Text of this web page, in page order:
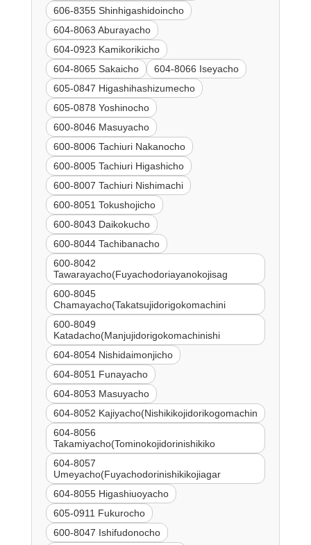
606-8355 Shinhigashidoincho
604-8063 Aburayacho
604-0923 Kamikorikicho
604-8065 Sakaicho
604-8066 Iseyacho
605-0847 Higashihashizumecho
605-0878 Yoshinocho
600-8046 Masuyacho
600-8006 Tachiuri Nakanocho
600-8005 Tachiuri Higashicho
600-8007 Tachiuri Nishimachi
600-8051 Tokushojicho
600-8043 Daikokucho
600-8044 Tachibanacho
600-8042
Tawarayacho(Fuyachodoriayanokojisag
600-8045
Chamayacho(Takatsujidorigokomachini
600-8049
Katadacho(Manjujidorigokomachinishi
604-8054 Nishidaimonjicho
604-8051 Funayacho
604-8053 Masuyacho
604-8052 Kajiyacho(Nishikikojidorikogomachin
604-8056
Takamiyacho(Tominokojidorinishikiko
604-8057
Umeyacho(Fuyachodorinishikikojiagar
604-8055 Higashiuoyacho
605-0911 Fukurocho
600-8047 Ishifudonocho